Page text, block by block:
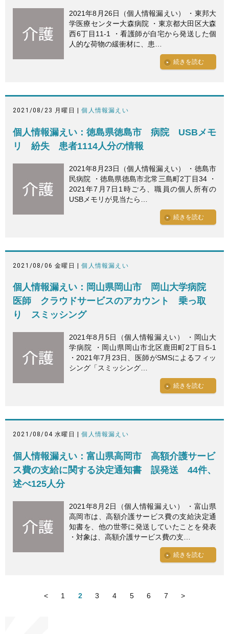
2021年8月26日（個人情報漏えい） ・東邦大
学医療センター大森病院 ・東京都大田区大森
西6丁目11-1 ・看護師が自宅から発送した個
人的な荷物の緩衝材に、患…
続きを読む
2021/08/23 月曜日 |個人情報漏えい
個人情報漏えい：徳島県徳島市 病院 USBメモ
リ 紛失 患者1114人分の情報
2021年8月23日（個人情報漏えい） ・徳島市
民病院 ・徳島県徳島市北常三島町2丁目34 ・
2021年7月7日1時ごろ、職員の個人所有の
USBメモリが見当たら…
続きを読む
2021/08/06 金曜日 |個人情報漏えい
個人情報漏えい：岡山県岡山市 岡山大学病院
医師 クラウドサービスのアカウント 乗っ取
り スミッシング
2021年8月5日（個人情報漏えい） ・岡山大
学病院 ・岡山県岡山市北区鹿田町2丁目5-1
・2021年7月23日、医師がSMSによるフィッ
シング「スミッシング…
続きを読む
2021/08/04 水曜日 |個人情報漏えい
個人情報漏えい：富山県高岡市 高額介護サービ
ス費の支給に関する決定通知書 誤発送 44件、
述べ125人分
2021年8月2日（個人情報漏えい） ・富山県
高岡市は、高額介護サービス費の支給決定通
知書を、他の世帯に発送していたことを発表
・対象は、高額介護サービス費の支…
続きを読む
< 1 2 3 4 5 6 7 >